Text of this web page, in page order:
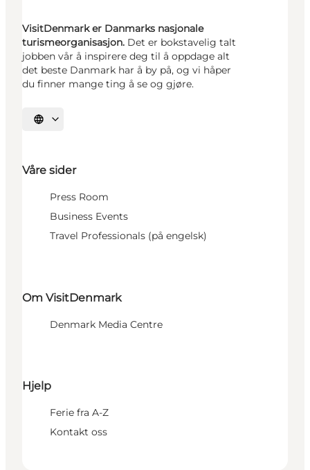
VisitDenmark er Danmarks nasjonale
turismeorganisasjon. Det er bokstavelig talt
jobben vår å inspirere deg til å oppdage alt
det beste Danmark har å by på, og vi håper
du finner mange ting å se og gjøre.
Velg språk
Våre sider
Press Room
Business Events
Travel Professionals (på engelsk)
Om VisitDenmark
Denmark Media Centre
Hjelp
Ferie fra A-Z
Kontakt oss